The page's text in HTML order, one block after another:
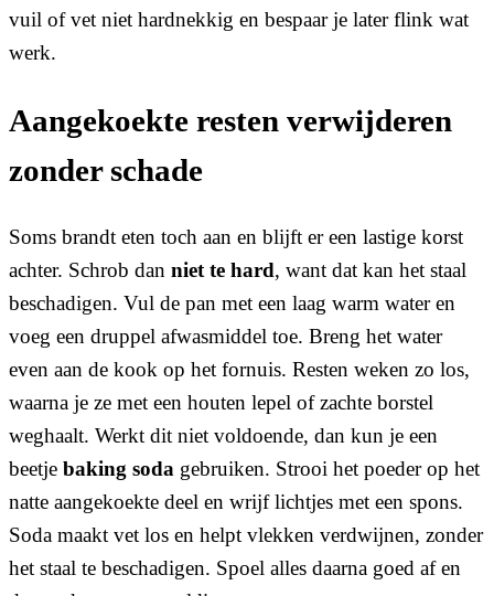
vuil of vet niet hardnekkig en bespaar je later flink wat
werk.
Aangekoekte resten verwijderen
zonder schade
Soms brandt eten toch aan en blijft er een lastige korst
achter. Schrob dan niet te hard, want dat kan het staal
beschadigen. Vul de pan met een laag warm water en
voeg een druppel afwasmiddel toe. Breng het water
even aan de kook op het fornuis. Resten weken zo los,
waarna je ze met een houten lepel of zachte borstel
weghaalt. Werkt dit niet voldoende, dan kun je een
beetje baking soda gebruiken. Strooi het poeder op het
natte aangekoekte deel en wrijf lichtjes met een spons.
Soda maakt vet los en helpt vlekken verdwijnen, zonder
het staal te beschadigen. Spoel alles daarna goed af en